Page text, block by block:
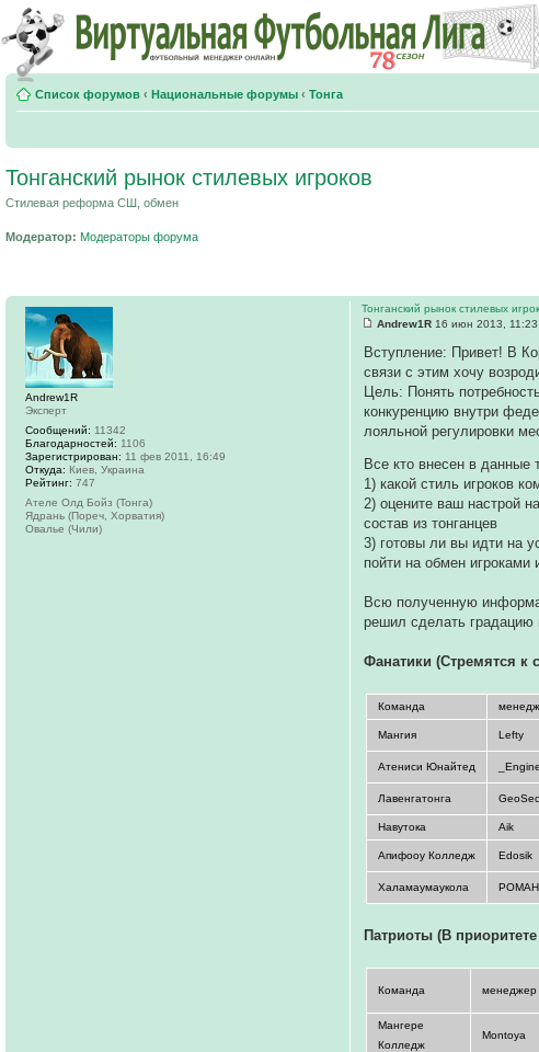
Список форумов ‹ Национальные форумы ‹ Тонга
Тонганский рынок стилевых игроков
Стилевая реформа СШ, обмен
Модератор: Модераторы форума
Тонганский рынок стилевых
Andrew1R 16 июн 2013, 11:23
Вступление: Привет! В
связи с этим хочу
Цель: Понять
конкуренцию внутри
лояльной регулировки
Все кто внесен в данные
1) какой стиль игроков
2) оцените ваш настрой
состав из тонганцев
3) готовы ли вы идти на
пойти на обмен игроками
Всю полученную
решил сделать
Фанатики (Стремятся к
Команда
Мангия Lefty
Атениси Юнайтед
Лавенгатонга
Навутока Aik
Апифооу Колледж Edosik
Халамаумаукола
Патриоты (В
Команда менеджер
Мангере
Колледж
Montoya
Andrew1R
Эксперт
Сообщений: 11342
Благодарностей: 1106
Зарегистрирован: 11 фев 2011, 16:49
Откуда: Киев, Украина
Рейтинг: 747
Ателе Олд Бойз (Тонга)
Ядрань (Пореч, Хорватия)
Овалье (Чили)